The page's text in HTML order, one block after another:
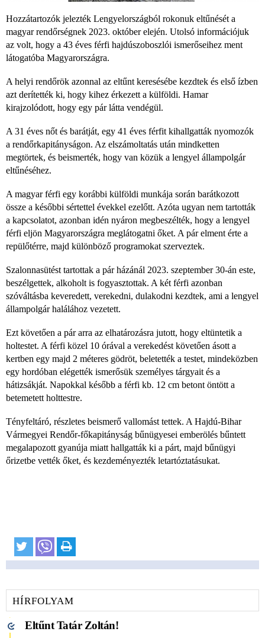
Hozzátartozók jelezték Lengyelországból rokonuk eltűnését a
magyar rendőrségnek 2023. október elején. Utolsó információjuk
az volt, hogy a 43 éves férfi hajdúszoboszlói ismerőseihez ment
látogatóba Magyarországra.
A helyi rendőrök azonnal az eltűnt keresésébe kezdtek és első ízben
azt derítették ki, hogy kihez érkezett a külföldi. Hamar
kirajzolódott, hogy egy pár látta vendégül.
A 31 éves nőt és barátját, egy 41 éves férfit kihallgatták nyomozók
a rendőrkapitányságon. Az elszámoltatás után mindketten
megtörtek, és beismerték, hogy van közük a lengyel állampolgár
eltűnéséhez.
A magyar férfi egy korábbi külföldi munkája során barátkozott
össze a későbbi sértettel évekkel ezelőtt. Azóta ugyan nem tartották
a kapcsolatot, azonban idén nyáron megbeszélték, hogy a lengyel
férfi eljön Magyarországra meglátogatni őket. A pár elment érte a
repülőtérre, majd különböző programokat szerveztek.
Szalonnasütést tartottak a pár házánál 2023. szeptember 30-án este,
beszélgettek, alkoholt is fogyasztottak. A két férfi azonban
szóváltásba keveredett, verekedni, dulakodni kezdtek, ami a lengyel
állampolgár halálához vezetett.
Ezt követően a pár arra az elhatározásra jutott, hogy eltüntetik a
holtestet. A férfi közel 10 órával a verekedést követően ásott a
kertben egy majd 2 méteres gödröt, beletették a testet, mindeközben
egy hordóban elégették ismerősük személyes tárgyait és a
hátizsákját. Napokkal később a férfi kb. 12 cm betont öntött a
betemetett holttestre.
Tényfeltáró, részletes beismerő vallomást tettek. A Hajdú-Bihar
Vármegyei Rendőr-főkapitányság bűnügyesei emberölés bűntett
megalapozott gyanúja miatt hallgatták ki a párt, majd bűnügyi
őrizetbe vették őket, és kezdeményezték letartóztatásukat.
HÍRFOLYAM
Eltűnt Tatár Zoltán!